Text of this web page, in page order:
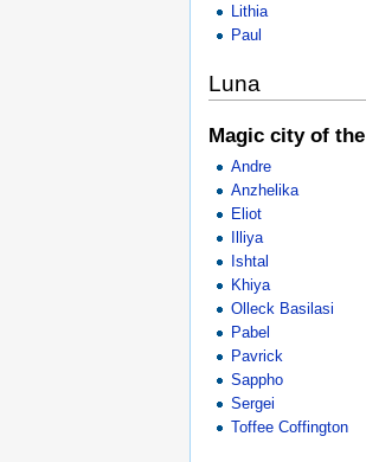
Lithia
Paul
Luna
Magic city of
Andre
Anzhelika
Eliot
Illiya
Ishtal
Khiya
Olleck Basilasi
Pabel
Pavrick
Sappho
Sergei
Toffee Coffington